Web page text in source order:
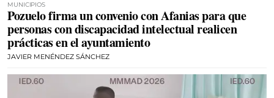
MUNICIPIOS
Pozuelo firma un convenio con Afanias para que
personas con discapacidad intelectual realicen
prácticas en el ayuntamiento
JAVIER MENÉNDEZ SÁNCHEZ